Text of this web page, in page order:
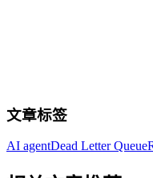
文章标签
AI agentDead Letter Queue